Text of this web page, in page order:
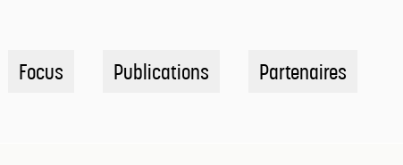
Focus Publications Partenaires